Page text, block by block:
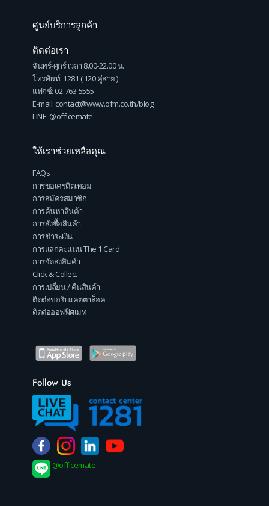
ศูนย์บริการลูกค้า
ติดต่อเรา
จันทร์-ศุกร์ เวลา 8.00-22.00 น.
โทรศัพท์: 1281 ( 120 คู่สาย )
แฟกซ์: 02-763-5555
E-mail: contact@www.ofm.co.th/blog
LINE: @officemate
ให้เราช่วยเหลือคุณ
FAQs
การขอเครดิตเทอม
การสมัครสมาชิก
การค้นหาสินค้า
การสั่งซื้อสินค้า
การชำระเงิน
การแลกคะแนน The 1 Card
การจัดส่งสินค้า
Click & Collect
การเปลี่ยน / คืนสินค้า
ติดต่อขอรับแคตตาล็อค
ติดต่อออฟฟิศเมท
Follow Us
@officemate